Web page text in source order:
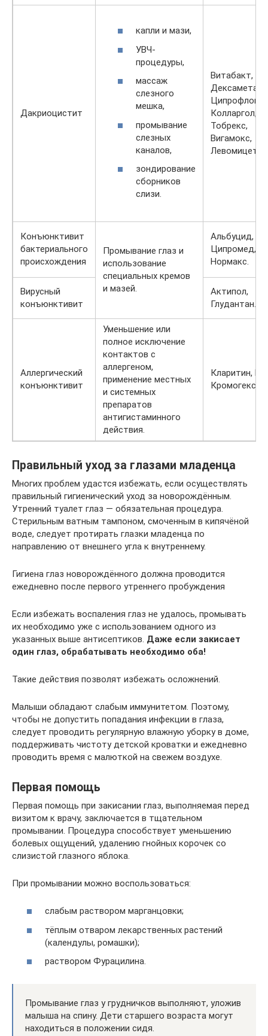
Дакриоцистит
капли и мази,
УВЧ-
процедуры,
массаж
слезного
мешка,
промывание
слезных
каналов,
зондирование
сборников
слизи.
Витабакт,
Колларгол,
Тобрекс,
Вигамокс,
Конъюнктивит
бактериального
происхождения
Промывание глаз и
использование
специальных кремов
и мазей.
Альбуцид,
Ципромед,
Нормакс.
Вирусный
конъюнктивит
Актипол,
Глудантан.
Аллергический
конъюнктивит
Уменьшение или
полное исключение
контактов с
аллергеном,
применение местных
и системных
препаратов
антигистаминного
действия.
Кларитин,
Кромогексал.
Правильный уход за глазами младенца
Многих проблем удастся избежать, если осуществлять
правильный гигиенический уход за новорождённым.
Утренний туалет глаз — обязательная процедура.
Стерильным ватным тампоном, смоченным в кипячёной
воде, следует протирать глазки младенца по
направлению от внешнего угла к внутреннему.
Гигиена глаз новорождённого должна проводится
ежедневно после первого утреннего пробуждения
Если избежать воспаления глаз не удалось, промывать
их необходимо уже с использованием одного из
указанных выше антисептиков. Даже если закисает
один глаз, обрабатывать необходимо оба!
Такие действия позволят избежать осложнений.
Малыши обладают слабым иммунитетом. Поэтому,
чтобы не допустить попадания инфекции в глаза,
следует проводить регулярную влажную уборку в доме,
поддерживать чистоту детской кроватки и ежедневно
проводить время с малюткой на свежем воздухе.
Первая помощь
Первая помощь при закисании глаз, выполняемая перед
визитом к врачу, заключается в тщательном
промывании. Процедура способствует уменьшению
болевых ощущений, удалению гнойных корочек со
слизистой глазного яблока.
При промывании можно воспользоваться:
слабым раствором марганцовки;
тёплым отваром лекарственных растений
(календулы, ромашки);
раствором Фурацилина.
Промывание глаз у грудничков выполняют, уложив
малыша на спину. Дети старшего возраста могут
находиться в положении сидя.